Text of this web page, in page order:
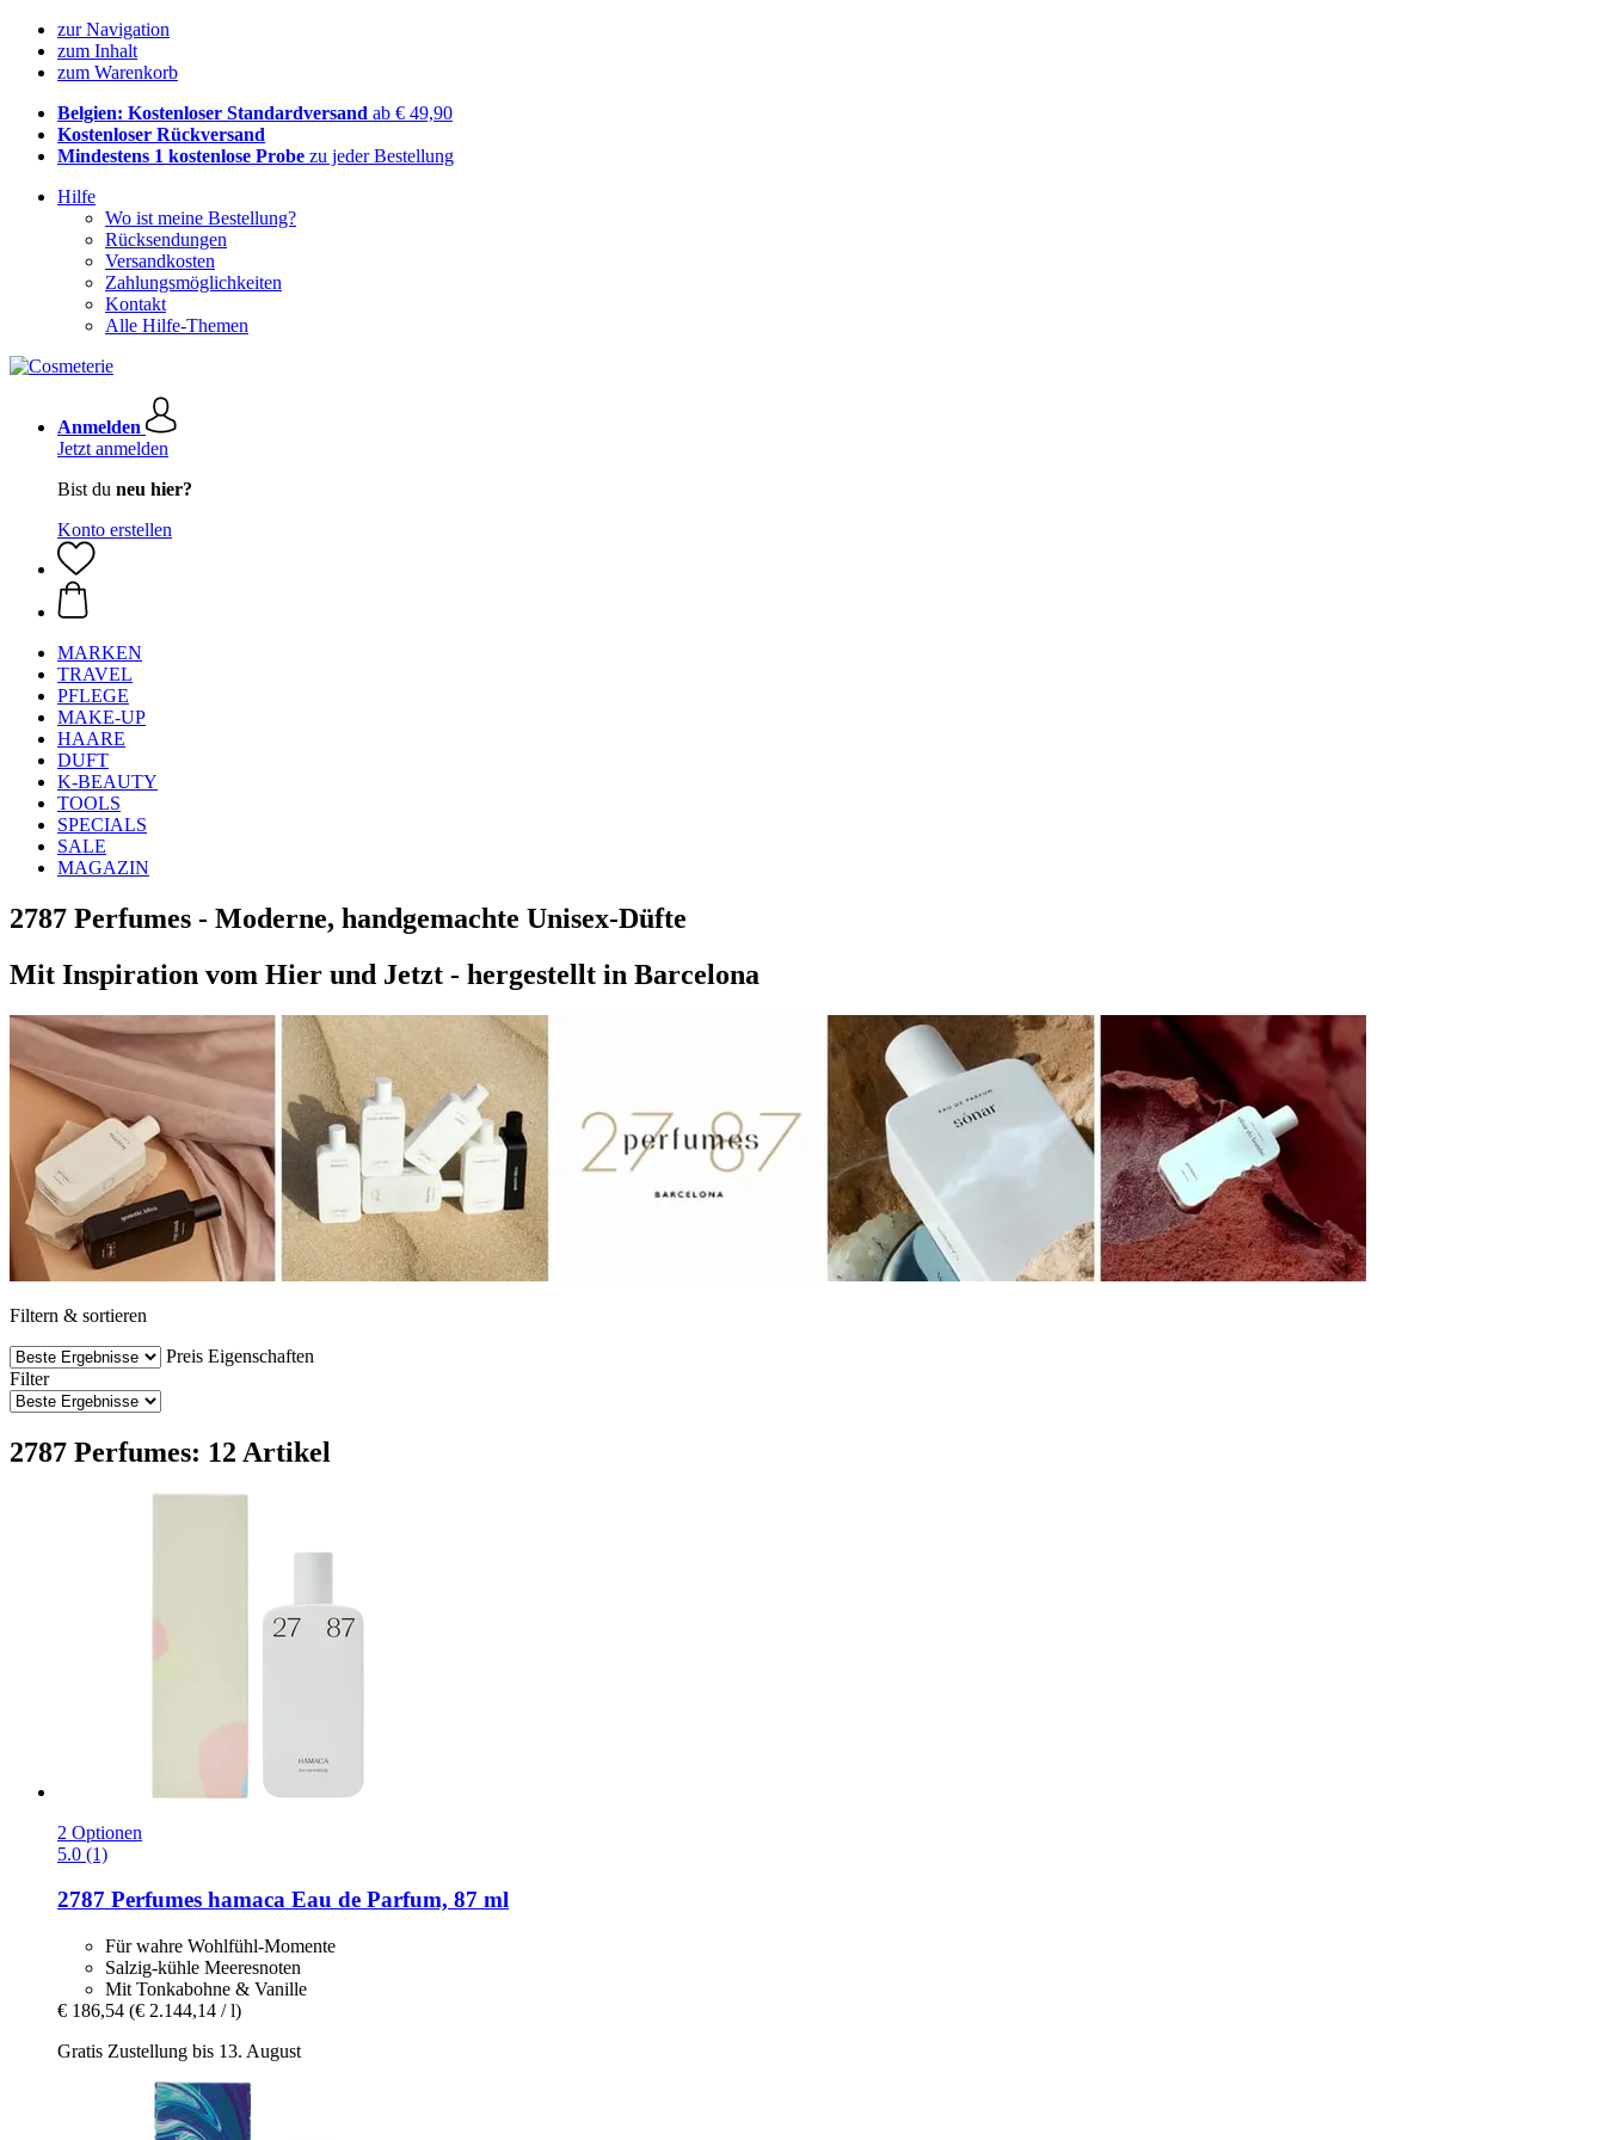
zur Navigation
zum Inhalt
zum Warenkorb
Belgien: Kostenloser Standardversand ab € 49,90
Kostenloser Rückversand
Mindestens 1 kostenlose Probe zu jeder Bestellung
Hilfe
Wo ist meine Bestellung?
Rücksendungen
Versandkosten
Zahlungsmöglichkeiten
Kontakt
Alle Hilfe-Themen
Anmelden
Jetzt anmelden
Bist du neu hier?
Konto erstellen
MARKEN
TRAVEL
PFLEGE
MAKE-UP
HAARE
DUFT
K-BEAUTY
TOOLS
SPECIALS
SALE
MAGAZIN
2787 Perfumes - Moderne, handgemachte Unisex-Düfte
Mit Inspiration vom Hier und Jetzt - hergestellt in Barcelona
Filtern & sortieren
Preis Eigenschaften
Filter
2787 Perfumes: 12 Artikel
2 Optionen
5.0 (1)
2787 Perfumes hamaca Eau de Parfum, 87 ml
Für wahre Wohlfühl-Momente
Salzig-kühle Meeresnoten
Mit Tonkabohne & Vanille
€ 186,54 (€ 2.144,14 / l)
Gratis Zustellung bis 13. August